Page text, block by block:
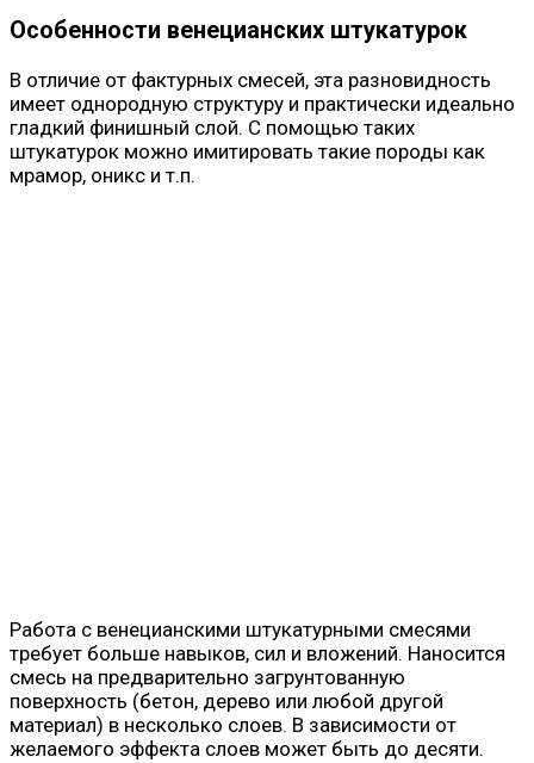
Особенности венецианских штукатурок
В отличие от фактурных смесей, эта разновидность
имеет однородную структуру и практически идеально
гладкий финишный слой. С помощью таких
штукатурок можно имитировать такие породы как
мрамор, оникс и т.п.
Работа с венецианскими штукатурными смесями
требует больше навыков, сил и вложений. Наносится
смесь на предварительно загрунтованную
поверхность (бетон, дерево или любой другой
материал) в несколько слоев. В зависимости от
желаемого эффекта слоев может быть до десяти.